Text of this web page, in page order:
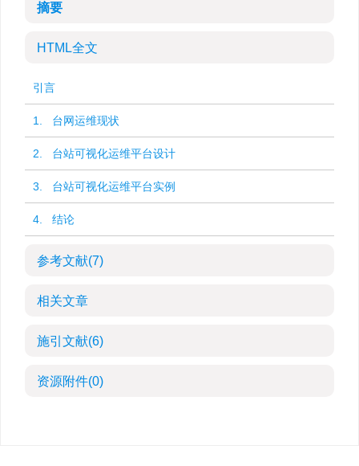
摘要
HTML全文
引言
1. 台网运维现状
2. 台站可视化运维平台设计
3. 台站可视化运维平台实例
4. 结论
参考文献(7)
相关文章
施引文献(6)
资源附件(0)